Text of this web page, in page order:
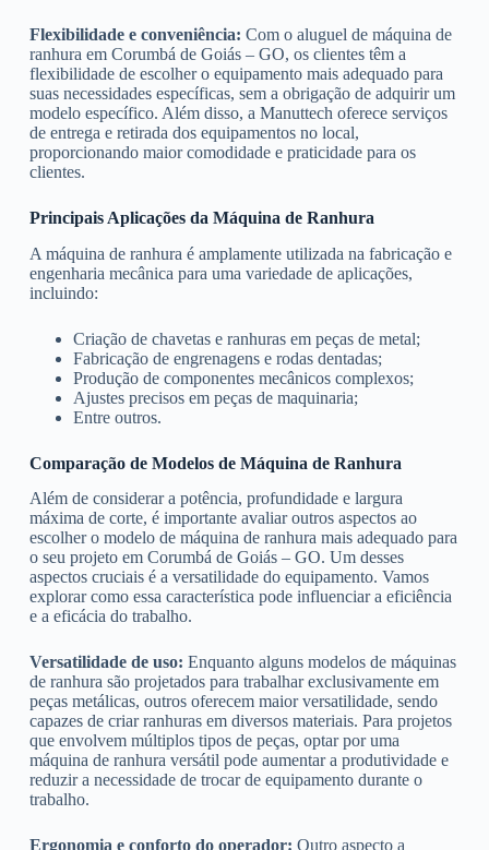
Flexibilidade e conveniência: Com o aluguel de máquina de
ranhura em Corumbá de Goiás – GO, os clientes têm a
flexibilidade de escolher o equipamento mais adequado para
suas necessidades específicas, sem a obrigação de adquirir um
modelo específico. Além disso, a Manuttech oferece serviços
de entrega e retirada dos equipamentos no local,
proporcionando maior comodidade e praticidade para os
clientes.
Principais Aplicações da Máquina de Ranhura
A máquina de ranhura é amplamente utilizada na fabricação e
engenharia mecânica para uma variedade de aplicações,
incluindo:
Criação de chavetas e ranhuras em peças de metal;
Fabricação de engrenagens e rodas dentadas;
Produção de componentes mecânicos complexos;
Ajustes precisos em peças de maquinaria;
Entre outros.
Comparação de Modelos de Máquina de Ranhura
Além de considerar a potência, profundidade e largura
máxima de corte, é importante avaliar outros aspectos ao
escolher o modelo de máquina de ranhura mais adequado para
o seu projeto em Corumbá de Goiás – GO. Um desses
aspectos cruciais é a versatilidade do equipamento. Vamos
explorar como essa característica pode influenciar a eficiência
e a eficácia do trabalho.
Versatilidade de uso: Enquanto alguns modelos de máquinas
de ranhura são projetados para trabalhar exclusivamente em
peças metálicas, outros oferecem maior versatilidade, sendo
capazes de criar ranhuras em diversos materiais. Para projetos
que envolvem múltiplos tipos de peças, optar por uma
máquina de ranhura versátil pode aumentar a produtividade e
reduzir a necessidade de trocar de equipamento durante o
trabalho.
Ergonomia e conforto do operador: Outro aspecto a